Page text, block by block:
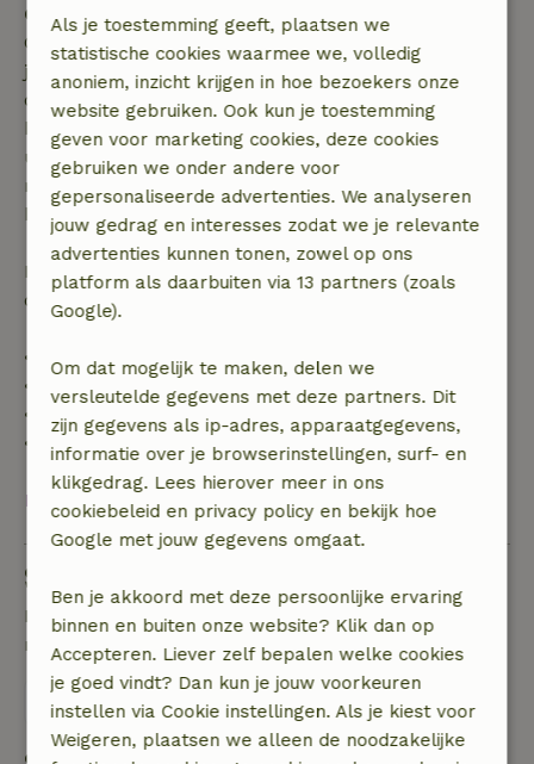
Gratis annuleren binnen 7 dagen
Gratis annuleren binnen 7 dagen na bevestiging van
je boeking, bij een boekingsaanvraag meer dan 28
dagen voor aanvang. Bij een boeking met aanvang
binnen 28 dagen geldt gratis annuleren binnen 24
uur. Bij annulering binnen gestelde periode heb je
recht op volledige terugbetaling van het
boekingsbedrag.
Daarna krijg je een deel van de reissom en 100% van
de borg terugbetaald:
• tot 42 dagen voor aankomst: 70% terugbetaald
• 42–28 dagen voor aankomst: 40% terugbetaald
• 28 dagen tot de aankomstdag: 10% terugbetaald
• op de aankomstdag of later: geen terugbetaling
Bekijk alles
Stel een vraag
Neem contact op met de verhuurder van het
natuurhuisje
Stuur een bericht
Als je toestemming geeft, plaatsen we
statistische cookies waarmee we, volledig
anoniem, inzicht krijgen in hoe bezoekers onze
website gebruiken. Ook kun je toestemming
geven voor marketing cookies, deze cookies
gebruiken we onder andere voor
gepersonaliseerde advertenties. We analyseren
jouw gedrag en interesses zodat we je relevante
advertenties kunnen tonen, zowel op ons
platform als daarbuiten via 13 partners (zoals
Google).
Om dat mogelijk te maken, delen we
versleutelde gegevens met deze partners. Dit
zijn gegevens als ip-adres, apparaatgegevens,
informatie over je browserinstellingen, surf- en
klikgedrag. Lees hierover meer in ons
cookiebeleid en privacy policy en bekijk hoe
Google met jouw gegevens omgaat.
Ben je akkoord met deze persoonlijke ervaring
binnen en buiten onze website? Klik dan op
Accepteren. Liever zelf bepalen welke cookies
je goed vindt? Dan kun je jouw voorkeuren
instellen via Cookie instellingen. Als je kiest voor
Weigeren, plaatsen we alleen de noodzakelijke